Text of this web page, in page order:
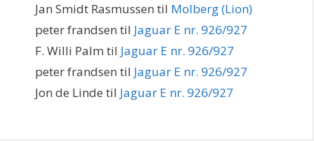
Jan Smidt Rasmussen til Molberg (Lion)
peter frandsen til Jaguar E nr. 926/927
F. Willi Palm til Jaguar E nr. 926/927
peter frandsen til Jaguar E nr. 926/927
Jon de Linde til Jaguar E nr. 926/927